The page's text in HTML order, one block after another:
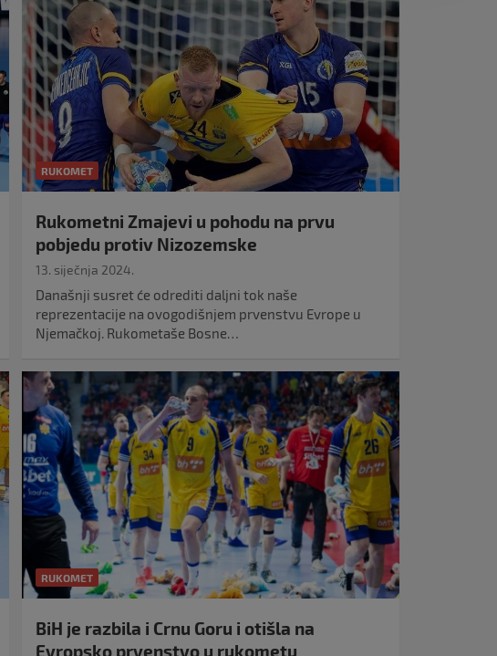
RUKOMET
Rukometni Zmajevi u pohodu na prvu
pobjedu protiv Nizozemske
13. siječnja 2024.
Današnji susret će odrediti daljni tok naše
reprezentacije na ovogodišnjem prvenstvu Evrope u
Njemačkoj. Rukometaše Bosne…
RUKOMET
BiH je razbila i Crnu Goru i otišla na
Evropsko prvenstvo u rukometu